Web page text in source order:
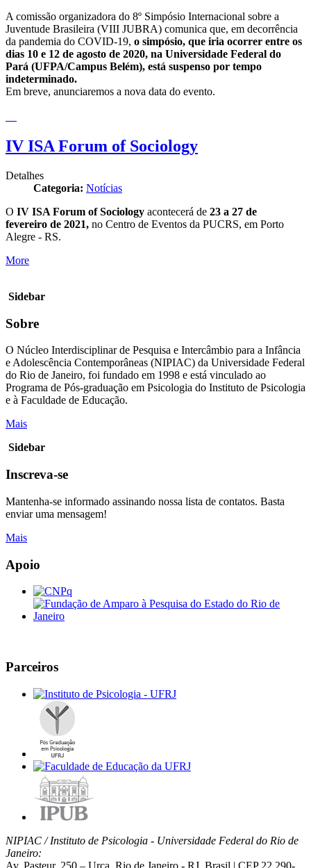
A comissão organizadora do 8º Simpósio Internacional sobre a
Juventude Brasileira (VIII JUBRA) comunica que, em decorrência
da pandemia do COVID-19, o simpósio, que iria ocorrer entre os
dias 10 e 12 de agosto de 2020, na Universidade Federal do
Pará (UFPA/Campus Belém), está suspenso por tempo
indeterminado.
Em breve, anunciaremos a nova data do evento.
IV ISA Forum of Sociology
Detalhes
Categoria: Notícias
O IV ISA Forum of Sociology acontecerá de 23 a 27 de
fevereiro de 2021, no Centro de Eventos da PUCRS, em Porto
Alegre - RS.
More
Sidebar
Sobre
O Núcleo Interdisciplinar de Pesquisa e Intercâmbio para a Infância
e Adolescência Contemporâneas (NIPIAC) da Universidade Federal
do Rio de Janeiro, foi fundado em 1998 e está vinculado ao
Programa de Pós-graduação em Psicologia do Instituto de Psicologia
e à Faculdade de Educação.
Mais
Sidebar
Inscreva-se
Mantenha-se informado assinando nossa lista de contatos. Basta
enviar uma mensagem!
Mais
Apoio
Parceiros
NIPIAC / Instituto de Psicologia - Universidade Federal do Rio de
Janeiro:
Av. Pasteur, 250 – Urca, Rio de Janeiro - RJ, Brasil | CEP 22.290-